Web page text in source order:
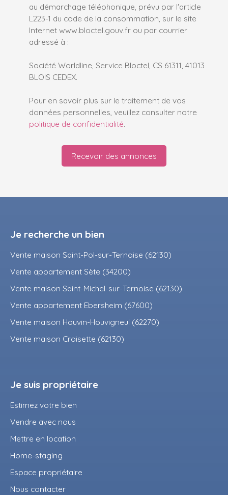
au démarchage téléphonique, prévu par l'article
L223-1 du code de la consommation, sur le site
Internet www.bloctel.gouv.fr ou par courrier
adressé à :
Société Worldline, Service Bloctel, CS 61311, 41013
BLOIS CEDEX.
Pour en savoir plus sur le traitement de vos
données personnelles, veuillez consulter notre
politique de confidentialité.
Recevoir des annonces
Je recherche un bien
Vente maison Saint-Pol-sur-Ternoise (62130)
Vente appartement Sète (34200)
Vente maison Saint-Michel-sur-Ternoise (62130)
Vente appartement Ebersheim (67600)
Vente maison Houvin-Houvigneul (62270)
Vente maison Croisette (62130)
Je suis propriétaire
Estimez votre bien
Vendre avec nous
Mettre en location
Home-staging
Espace propriétaire
Nous contacter